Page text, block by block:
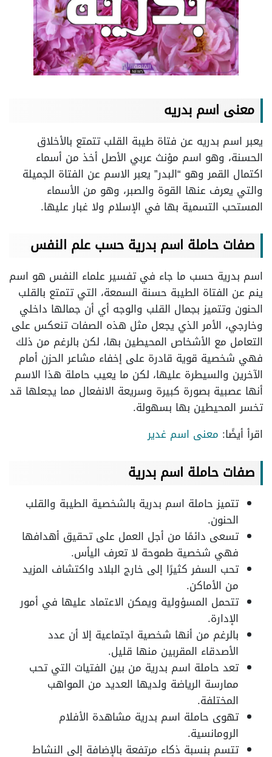
معنى اسم بدريه
يعبر اسم بدريه عن فتاة طيبة القلب تتمتع بالأخلاق
الحسنة، وهو اسم مؤنث عربي الأصل أخذ من أسماء
اكتمال القمر وهو “البدر” يعبر الاسم عن الفتاة الجميلة
والتي يعرف عنها القوة والصبر، وهو من الأسماء
المستحب التسمية بها في الإسلام ولا غبار عليها.
صفات حاملة اسم بدرية حسب علم النفس
اسم بدرية حسب ما جاء في تفسير علماء النفس هو اسم
ينم عن الفتاة الطيبة حسنة السمعة، التي تتمتع بالقلب
الحنون وتتميز بجمال القلب والوجه أي أن جمالها داخلي
وخارجي، الأمر الذي يجعل مثل هذه الصفات تنعكس على
التعامل مع الأشخاص المحيطين بها، لكن بالرغم من ذلك
فهي شخصية قوية قادرة على إخفاء مشاعر الحزن أمام
الآخرين والسيطرة عليها، لكن ما يعيب حاملة هذا الاسم
أنها عصبية بصورة كبيرة وسريعة الانفعال مما يجعلها قد
تخسر المحيطين بها بسهولة.
اقرأ أيضًا: معنى اسم غدير
صفات حاملة اسم بدرية
تتميز حاملة اسم بدرية بالشخصية الطيبة والقلب
الحنون.
تسعى دائمًا من أجل العمل على تحقيق أهدافها
فهي شخصية طموحة لا تعرف اليأس.
تحب السفر كثيرًا إلى خارج البلاد واكتشاف المزيد
من الأماكن.
تتحمل المسؤولية ويمكن الاعتماد عليها في أمور
الإدارة.
بالرغم من أنها شخصية اجتماعية إلا أن عدد
الأصدقاء المقربين منها قليل.
تعد حاملة اسم بدرية من بين الفتيات التي تحب
ممارسة الرياضة ولديها العديد من المواهب
المختلفة.
تهوى حاملة اسم بدرية مشاهدة الأفلام
الرومانسية.
تتسم بنسبة ذكاء مرتفعة بالإضافة إلى النشاط